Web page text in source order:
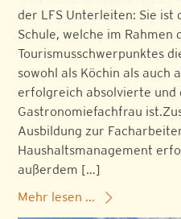
der LFS Unterleiten: Sie ist
Schule, welche im Rahmen
Tourismusschwerpunktes
sowohl als Köchin als auch
erfolgreich absolvierte
Gastronomiefachfrau
Ausbildung zur
Haushaltsmanagement
außerdem […]
Mehr lesen ...